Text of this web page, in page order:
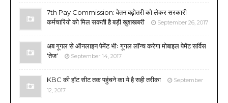
7th Pay Commission: वेतन बढ़ोतरी को लेकर सरकारी
कर्मचारियो को मिल सकती है बड़ी खुशखबरी
September 26, 2017
अब गूगल से ऑनलाइन पेमेंट भीः गूगल लॉन्च करेगा मोबाइल पेमेंट सर्विस
'तेज'
September 14, 2017
KBC की हॉट सीट तक पहुंचने का ये है सही तरीका
September
12, 2017